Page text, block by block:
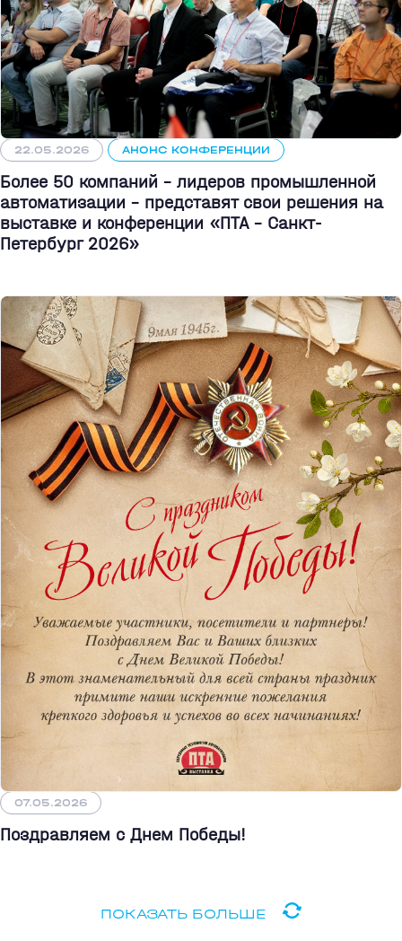
22.05.2026 АНОНС КОНФЕРЕНЦИИ
Более 50 компаний - лидеров промышленной
автоматизации - представят свои решения на
выставке и конференции «ПТА – Санкт-
Петербург 2026»
07.05.2026
Поздравляем с Днем Победы!
ПОКАЗАТЬ БОЛЬШЕ